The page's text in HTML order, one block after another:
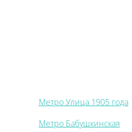
Метро Улица 1905 года
Метро Бабушкинская